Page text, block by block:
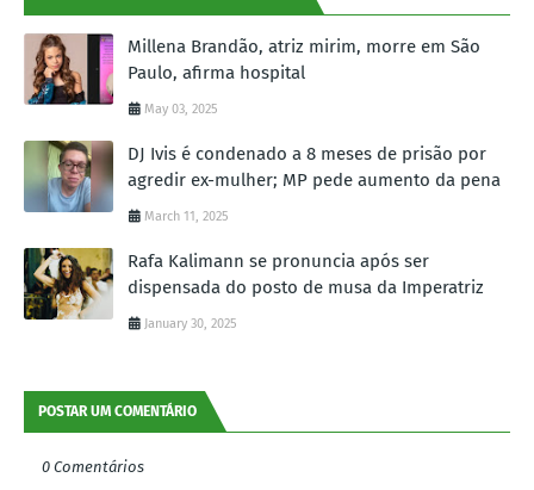
Millena Brandão, atriz mirim, morre em São
Paulo, afirma hospital
May 03, 2025
DJ Ivis é condenado a 8 meses de prisão por
agredir ex-mulher; MP pede aumento da pena
March 11, 2025
Rafa Kalimann se pronuncia após ser
dispensada do posto de musa da Imperatriz
January 30, 2025
POSTAR UM COMENTÁRIO
0 Comentários